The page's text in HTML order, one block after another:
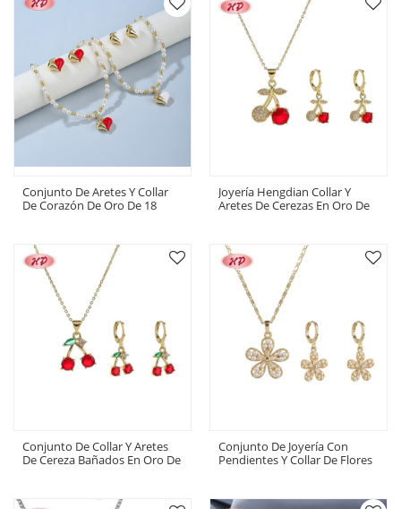
Conjunto De Aretes Y Collar
De Corazón De Oro De 18
Bodas
Joyería Hengdian Collar Y
Aretes De Cerezas En Oro De
Conjunto De Collar Y Aretes
De Cereza Bañados En Oro De
Conjunto De Joyería Con
Pendientes Y Collar De Flores
Personalizado